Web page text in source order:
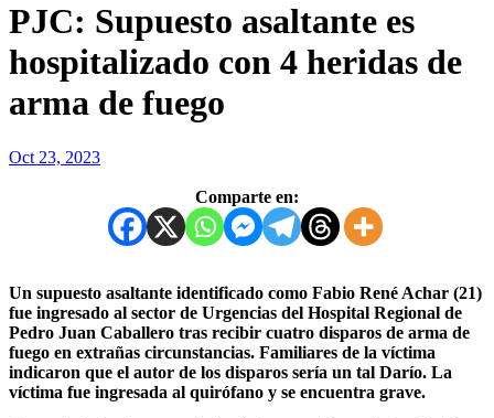
PJC: Supuesto asaltante es
hospitalizado con 4 heridas de
arma de fuego
Oct 23, 2023
Comparte en:
Un supuesto asaltante identificado como Fabio René Achar (21)
fue ingresado al sector de Urgencias del Hospital Regional de
Pedro Juan Caballero tras recibir cuatro disparos de arma de
fuego en extrañas circunstancias. Familiares de la víctima
indicaron que el autor de los disparos sería un tal Darío. La
víctima fue ingresada al quirófano y se encuentra grave.